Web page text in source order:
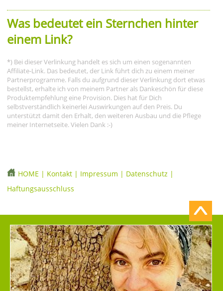
Was bedeutet ein Sternchen hinter
einem Link?
*) Bei dieser Verlinkung handelt es sich um einen sogenannten
Affiliate-Link. Das bedeutet, der Link führt dich zu einem meiner
Partnerprogramme. Falls du aufgrund dieser Verlinkung dort etwas
bestellst, erhalte ich von meinem Partner als Dankeschön für diese
Produktempfehlung eine Provision. Dies hat für Dich
selbstverständlich keinerlei Auswirkungen auf den Preis. Du
unterstützt damit den Erhalt, den weiteren Ausbau und die Pflege
meiner Internetseite. Vielen Dank :-)
HOME | Kontakt | Impressum | Datenschutz |
Haftungsausschluss